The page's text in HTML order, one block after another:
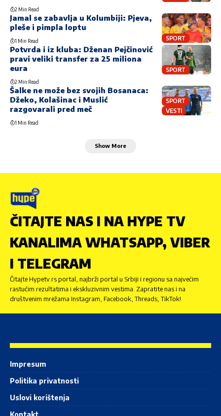
2 Min Read
SPORT
Jamal se zabavlja u Kolumbiji: Pjeva,
pleše i pimpla loptu
1 Min Read
SPORT
Potvrda i iz kluba: Dženan Pejčinović
pravi veliki transfer za 25 miliona
eura
2 Min Read
SPORT
VESTI
Šalke ne može bez svojih Bosanaca:
Džeko, Kolašinac i Muslić
razgovarali pred meč
1 Min Read
Show More
ČITAJTE NAS I NA HYPE TV
KANALIMA WHATSAPP, VIBER
I TELEGRAM
Čitajte Hypetv.rs portal, najbrži portal u Srbiji i regionu sa najvećim
rastućim rezultatima i ekskluzivnim vestima. Zapratite nas i na
društvenim mrežama Instagram, Facebook, Threads, TikTok!
Impresum
Politika privatnosti
Uslovi korištenja